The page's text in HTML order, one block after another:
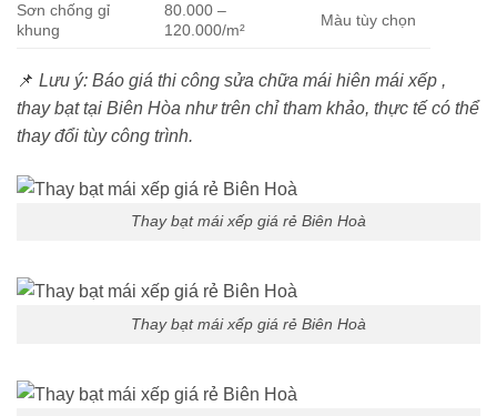
Sơn chống gỉ
khung
80.000 –
120.000/m²
Màu tùy chọn
📌 Lưu ý: Báo giá thi công sửa chữa mái hiên mái xếp ,
thay bạt tại Biên Hòa như trên chỉ tham khảo, thực tế có thể
thay đổi tùy công trình.
Thay bạt mái xếp giá rẻ Biên Hoà
Thay bạt mái xếp giá rẻ Biên Hoà